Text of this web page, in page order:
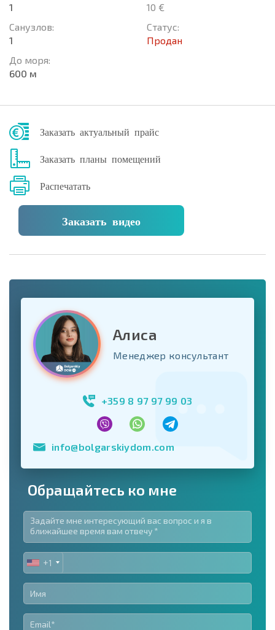
1
Санузлов:
1
До моря:
600 м
10 €
Статус:
Продан
Заказать актуальный прайс
Заказать планы помещений
Распечатать
Заказать видео
Алиса
Менеджер консультант
+359 8 97 97 99 03
info@bolgarskiydom.com
Обращайтесь ко мне
UNITED
STATES
+1
+1